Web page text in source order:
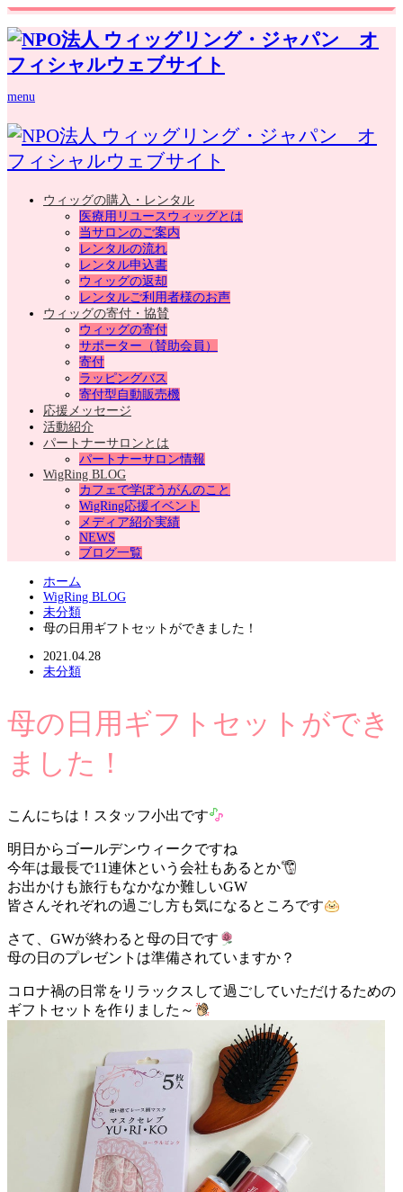
menu
ウィッグの購入・レンタル
医療用リユースウィッグとは
当サロンのご案内
レンタルの流れ
レンタル申込書
ウィッグの返却
レンタルご利用者様のお声
ウィッグの寄付・協賛
ウィッグの寄付
サポーター（賛助会員）
寄付
ラッピングバス
寄付型自動販売機
応援メッセージ
活動紹介
パートナーサロンとは
パートナーサロン情報
WigRing BLOG
カフェで学ぼうがんのこと
WigRing応援イベント
メディア紹介実績
NEWS
ブログ一覧
ホーム
WigRing BLOG
未分類
母の日用ギフトセットができました！
2021.04.28
未分類
母の日用ギフトセットができ
ました！
こんにちは！スタッフ小出です
明日からゴールデンウィークですね
今年は最長で11連休という会社もあるとか
お出かけも旅行もなかなか難しいGW
皆さんそれぞれの過ごし方も気になるところです
さて、GWが終わると母の日です
母の日のプレゼントは準備されていますか？
コロナ禍の日常をリラックスして過ごしていただけるための
ギフトセットを作りました～